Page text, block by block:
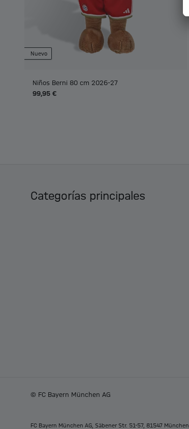
Nuevo
Niños Berni 80 cm 2026-27
99,95 €
Categorías principales
© FC Bayern München AG
FC Bayern München AG, Säbener Str. 51-57, 81547 München